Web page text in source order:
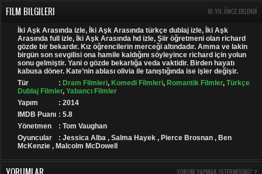
FILM BILGILERI 10 YIL ÖNCE EKLENDI
İki Aşk Arasında izle, İki Aşk Arasında türkçe dublaj izle, İki Aşk
Arasında full izle, İki Aşk Arasında hd izle, Şiir öğretmeni olan richard
gözde bir bekardır. Kız öğrencilerin merceği altındadır. Amma ve lakin
birgün son sevgilisi ona hamile kaldığını söyleyince richard için yolun
sonu gelmiştir. Yani o gözde bekarlığa veda vaktidir. Birden hayatı
kabusa döner. Kate’nin ablası olivia ile tanıştığında ise işler değişir.
Tür
: Dram Filmleri, Komedi Filmleri, Romantik Filmler, Türkçe
Dublaj Filmler, Yabancı Filmler
Yapım
: 2014
IMDB Puanı : 5.8
Yönetmen
: Tom Vaughan
Oyuncular
: Jessica Alba , Salma Hayek , Pierce Brosnan , Ben
McKenzie , Malcolm McDowell
YORUM YAPMAK ISTERMISINIZ ?